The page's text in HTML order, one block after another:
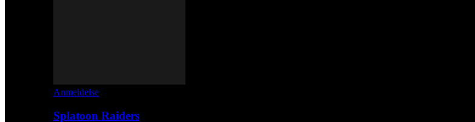
Anmeldelse
Splatoon Raiders